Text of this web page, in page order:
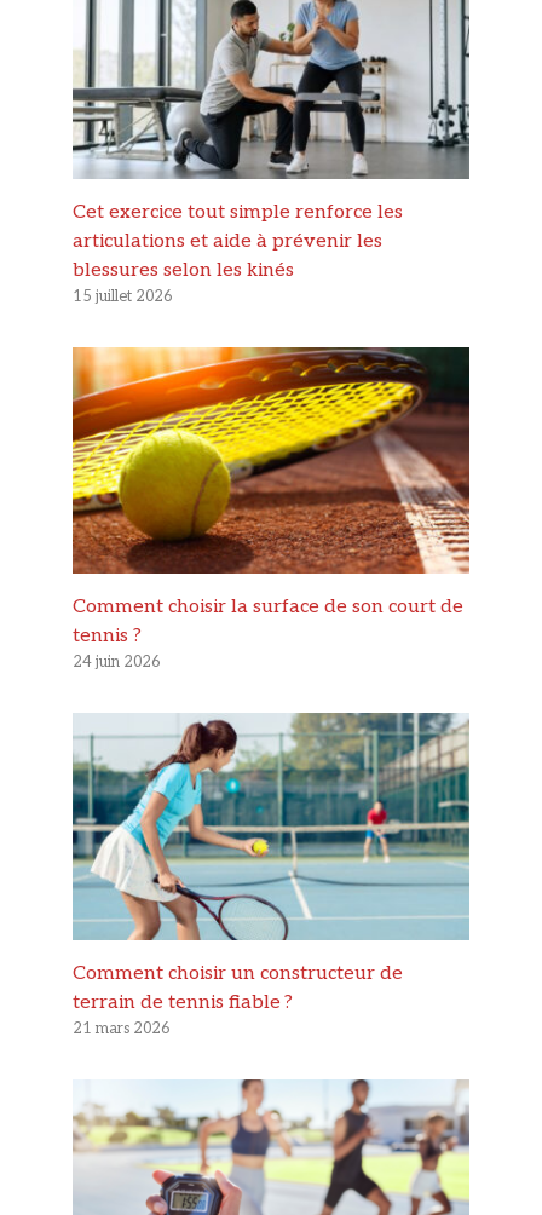
Cet exercice tout simple renforce les
articulations et aide à prévenir les
blessures selon les kinés
15 juillet 2026
Comment choisir la surface de son court de
tennis ?
24 juin 2026
Comment choisir un constructeur de
terrain de tennis fiable ?
21 mars 2026